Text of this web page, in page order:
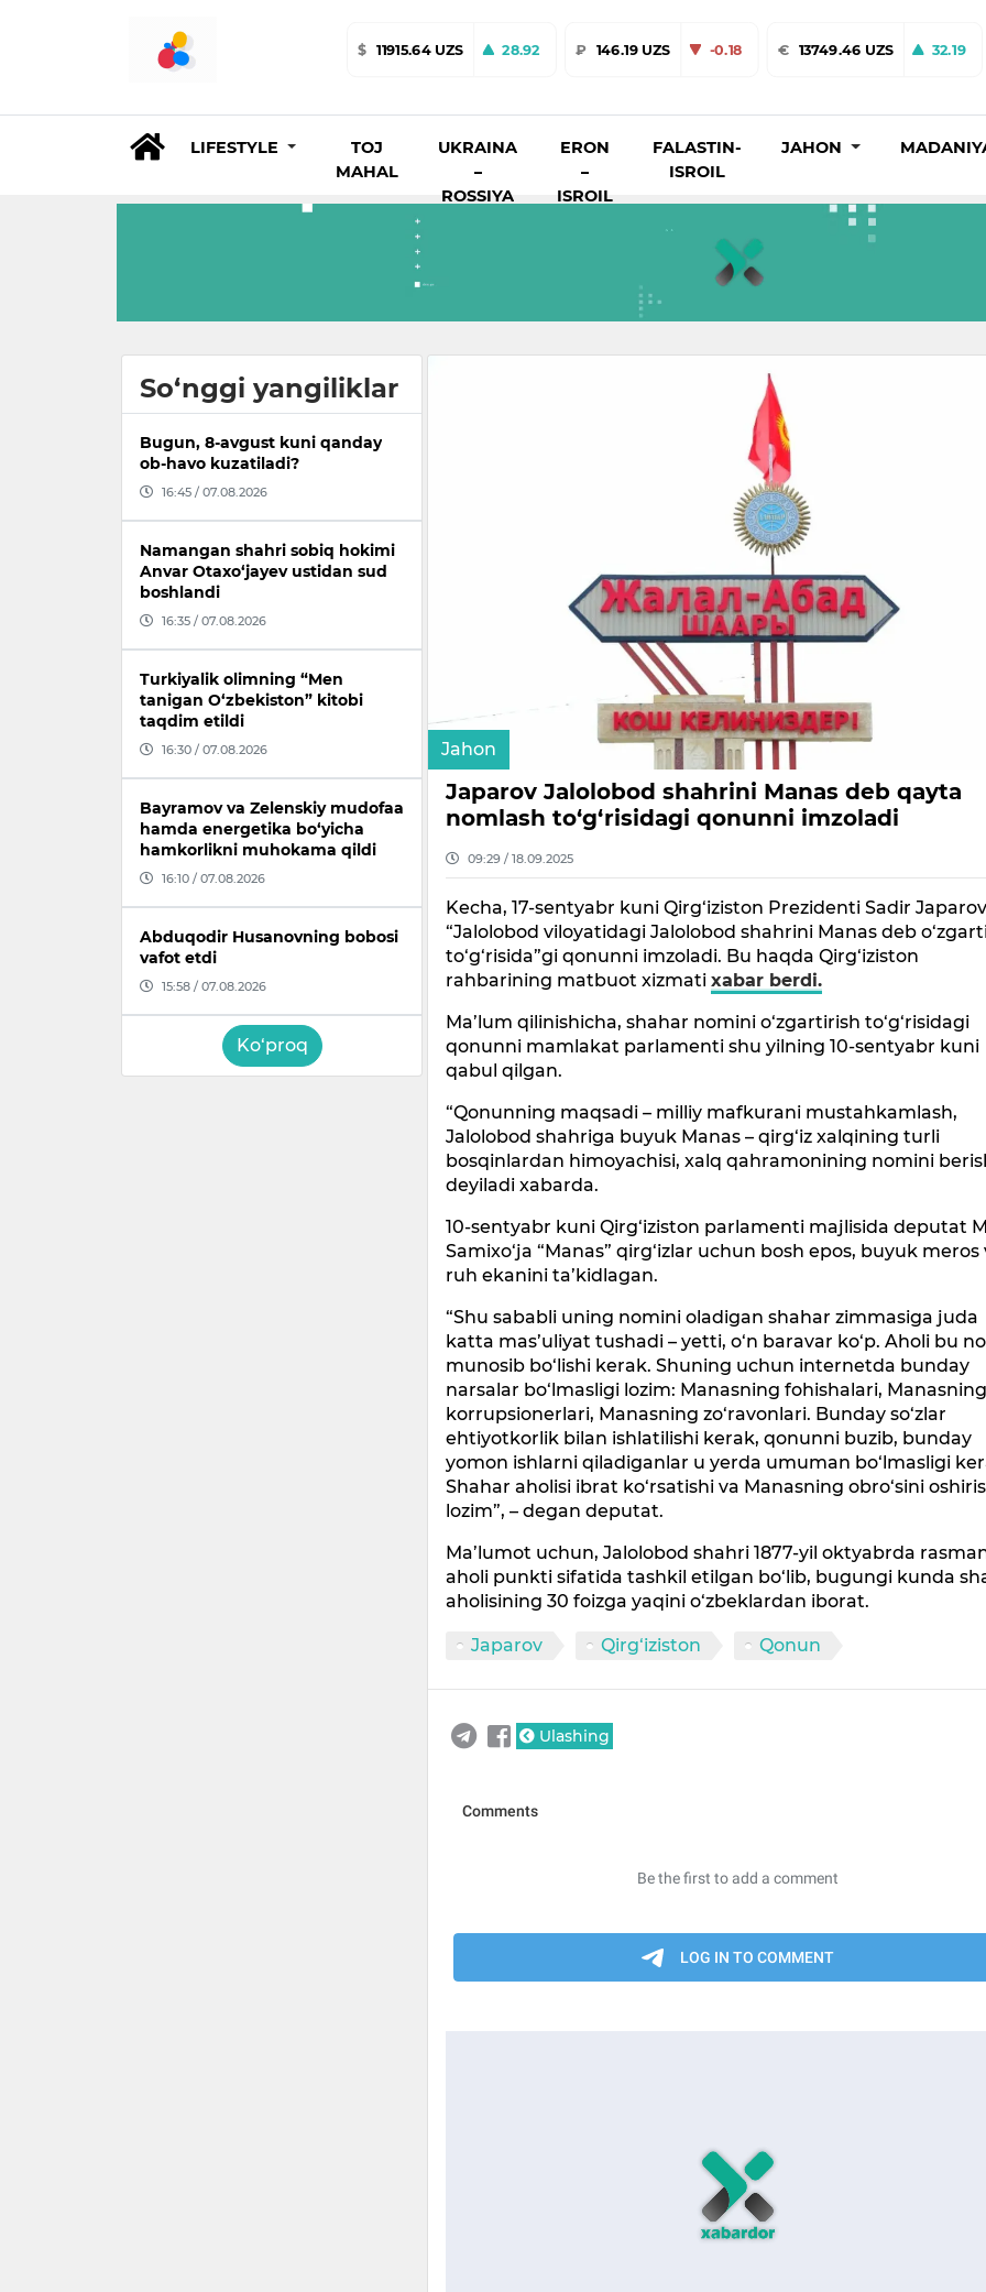
$ 11915.64 UZS 28.92 ₽ 146.19 UZS -0.18 € 13749.46 UZS 32.19
LIFESTYLE
TOJ
MAHAL
UKRAINA
–
ROSSIYA
ERON
–
ISROIL
FALASTIN-
ISROIL
JAHON
So‘nggi yangiliklar
Bugun, 8-avgust kuni qanday
ob-havo kuzatiladi?
16:45 / 07.08.2026
Namangan shahri sobiq hokimi
Anvar Otaxo‘jayev ustidan sud
boshlandi
16:35 / 07.08.2026
Turkiyalik olimning “Men
tanigan O‘zbekiston” kitobi
taqdim etildi
16:30 / 07.08.2026
Bayramov va Zelenskiy mudofaa
hamda energetika bo‘yicha
hamkorlikni muhokama qildi
16:10 / 07.08.2026
Abduqodir Husanovning bobosi
vafot etdi
15:58 / 07.08.2026
Ko‘proq
Jahon
Japarov Jalolobod shahrini Manas deb qayta
nomlash to‘g‘risidagi qonunni imzoladi
09:29 / 18.09.2025
Kecha, 17-sentyabr kuni Qirg‘iziston Prezidenti Sadir
“Jalolobod viloyatidagi Jalolobod shahrini Manas deb
to‘g‘risida”gi qonunni imzoladi. Bu haqda Qirg‘iziston
rahbarining matbuot xizmatixabar berdi.
Ma’lum qilinishicha, shahar nomini o‘zgartirish to‘g‘risidagi
qonunni mamlakat parlamenti shu yilning 10-sentyabr kuni
qabul qilgan.
“Qonunning maqsadi – milliy mafkurani mustahkamlash,
Jalolobod shahriga buyuk Manas – qirg‘iz xalqining turli
bosqinlardan himoyachisi, xalq qahramonining nomini
deyiladi xabarda.
10-sentyabr kuni Qirg‘iziston parlamenti majlisida deputat
Samixo‘ja “Manas” qirg‘izlar uchun bosh epos, buyuk meros
ruh ekanini ta’kidlagan.
“Shu sababli uning nomini oladigan shahar zimmasiga juda
katta mas’uliyat tushadi – yetti, o‘n baravar ko‘p. Aholi bu
munosib bo‘lishi kerak. Shuning uchun internetda bunday
narsalar bo‘lmasligi lozim: Manasning fohishalari,
korrupsionerlari, Manasning zo‘ravonlari. Bunday so‘zlar
ehtiyotkorlik bilan ishlatilishi kerak, qonunni buzib, bunday
yomon ishlarni qiladiganlar u yerda umuman bo‘lmasligi
Shahar aholisi ibrat ko‘rsatishi va Manasning obro‘sini
lozim”, – degan deputat.
Ma’lumot uchun, Jalolobod shahri 1877-yil oktyabrda
aholi punkti sifatida tashkil etilgan bo‘lib, bugungi kunda
aholisining 30 foizga yaqini o‘zbeklardan iborat.
Japarov Qirg‘iziston Qonun
Ulashing